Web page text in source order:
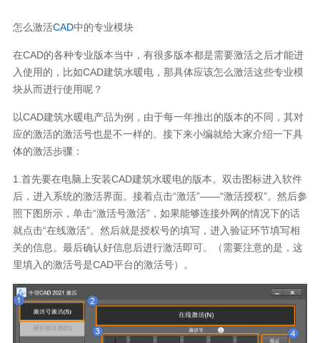
怎么激活CAD中的专业模块
在CAD的各种专业版本当中，有很多版本都是需要激活之后才能进
入使用的，比如CAD建筑水暖电，那具体应该怎么激活这些专业模
块从而进行使用呢？
以CAD建筑水暖电产品为例，由于每一年推出的版本的不同，其对
应的激活的激活号也是不一样的。接下来小编就给大家介绍一下具
体的激活步骤：
1.首先要在电脑上安装CAD建筑水暖电的版本。双击图标进入软件
后，进入系统的激活界面。接着点击“激活”——“激活授权”。然后参
照下图所示，单击“激活号激活”，如果能够连接外网的情况下的话
就点击“在线激活”。然后就是授权号的填写，进入验证环节填写相
关的信息。最后确认好信息后进行激活即可。（需要注意的是，这
里填入的激活号是CAD平台的激活号）。